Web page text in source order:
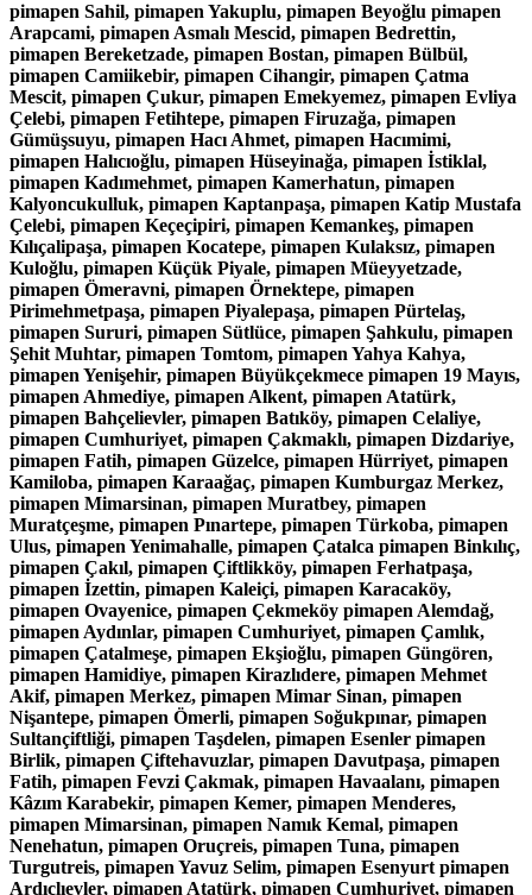
pimapen Sahil, pimapen Yakuplu, pimapen Beyoğlu pimapen
Arapcami, pimapen Asmalı Mescid, pimapen Bedrettin,
pimapen Bereketzade, pimapen Bostan, pimapen Bülbül,
pimapen Camiikebir, pimapen Cihangir, pimapen Çatma
Mescit, pimapen Çukur, pimapen Emekyemez, pimapen Evliya
Çelebi, pimapen Fetihtepe, pimapen Firuzağa, pimapen
Gümüşsuyu, pimapen Hacı Ahmet, pimapen Hacımimi,
pimapen Halıcıoğlu, pimapen Hüseyinağa, pimapen İstiklal,
pimapen Kadımehmet, pimapen Kamerhatun, pimapen
Kalyoncukulluk, pimapen Kaptanpaşa, pimapen Katip Mustafa
Çelebi, pimapen Keçeçipiri, pimapen Kemankeş, pimapen
Kılıçalipaşa, pimapen Kocatepe, pimapen Kulaksız, pimapen
Kuloğlu, pimapen Küçük Piyale, pimapen Müeyyetzade,
pimapen Ömeravni, pimapen Örnektepe, pimapen
Pirimehmetpaşa, pimapen Piyalepaşa, pimapen Pürtelaş,
pimapen Sururi, pimapen Sütlüce, pimapen Şahkulu, pimapen
Şehit Muhtar, pimapen Tomtom, pimapen Yahya Kahya,
pimapen Yenişehir, pimapen Büyükçekmece pimapen 19 Mayıs,
pimapen Ahmediye, pimapen Alkent, pimapen Atatürk,
pimapen Bahçelievler, pimapen Batıköy, pimapen Celaliye,
pimapen Cumhuriyet, pimapen Çakmaklı, pimapen Dizdariye,
pimapen Fatih, pimapen Güzelce, pimapen Hürriyet, pimapen
Kamiloba, pimapen Karaağaç, pimapen Kumburgaz Merkez,
pimapen Mimarsinan, pimapen Muratbey, pimapen
Muratçeşme, pimapen Pınartepe, pimapen Türkoba, pimapen
Ulus, pimapen Yenimahalle, pimapen Çatalca pimapen Binkılıç,
pimapen Çakıl, pimapen Çiftlikköy, pimapen Ferhatpaşa,
pimapen İzettin, pimapen Kaleiçi, pimapen Karacaköy,
pimapen Ovayenice, pimapen Çekmeköy pimapen Alemdağ,
pimapen Aydınlar, pimapen Cumhuriyet, pimapen Çamlık,
pimapen Çatalmeşe, pimapen Ekşioğlu, pimapen Güngören,
pimapen Hamidiye, pimapen Kirazlıdere, pimapen Mehmet
Akif, pimapen Merkez, pimapen Mimar Sinan, pimapen
Nişantepe, pimapen Ömerli, pimapen Soğukpınar, pimapen
Sultançiftliği, pimapen Taşdelen, pimapen Esenler pimapen
Birlik, pimapen Çiftehavuzlar, pimapen Davutpaşa, pimapen
Fatih, pimapen Fevzi Çakmak, pimapen Havaalanı, pimapen
Kâzım Karabekir, pimapen Kemer, pimapen Menderes,
pimapen Mimarsinan, pimapen Namık Kemal, pimapen
Nenehatun, pimapen Oruçreis, pimapen Tuna, pimapen
Turgutreis, pimapen Yavuz Selim, pimapen Esenyurt pimapen
Ardıçlıevler, pimapen Atatürk, pimapen Cumhuriyet, pimapen